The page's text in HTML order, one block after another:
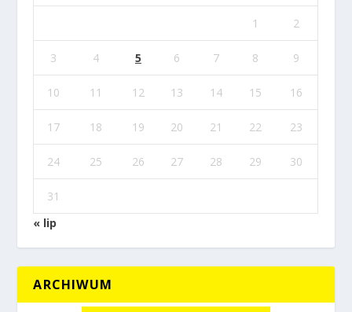
1 2
3 4 5 6 7 8 9
10 11 12 13 14 15 16
17 18 19 20 21 22 23
24 25 26 27 28 29 30
31
« lip
ARCHIWUM